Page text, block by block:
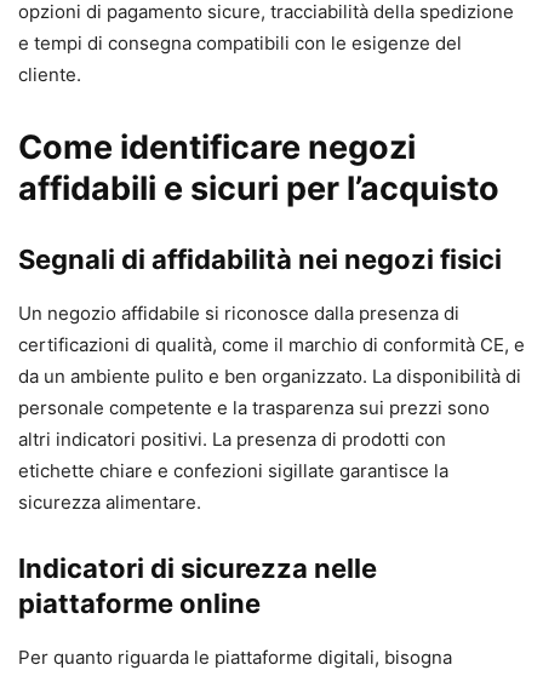
opzioni di pagamento sicure, tracciabilità della spedizione
e tempi di consegna compatibili con le esigenze del
cliente.
Come identificare negozi
affidabili e sicuri per l’acquisto
Segnali di affidabilità nei negozi fisici
Un negozio affidabile si riconosce dalla presenza di
certificazioni di qualità, come il marchio di conformità CE, e
da un ambiente pulito e ben organizzato. La disponibilità di
personale competente e la trasparenza sui prezzi sono
altri indicatori positivi. La presenza di prodotti con
etichette chiare e confezioni sigillate garantisce la
sicurezza alimentare.
Indicatori di sicurezza nelle
piattaforme online
Per quanto riguarda le piattaforme digitali, bisogna